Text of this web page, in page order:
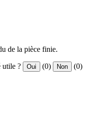
de la pièce finie.
utile ? Oui (0) Non (0)